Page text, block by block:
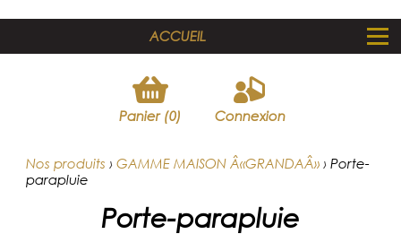
ACCUEIL
Panier (0) Connexion
Nos produits › GAMME MAISON Â«GRANDAÂ»› Porte-
parapluie
Porte-parapluie